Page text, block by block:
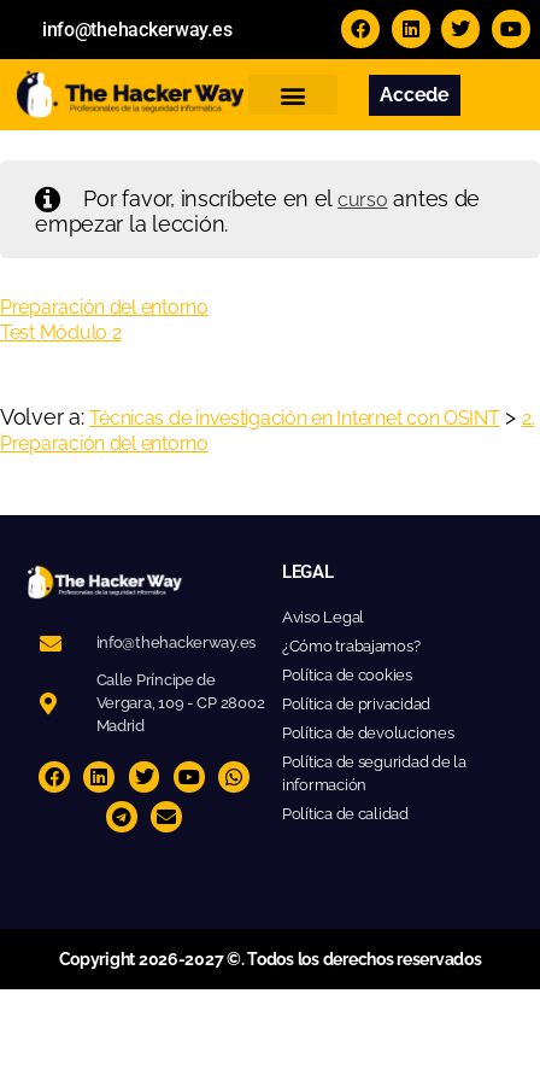
info@thehackerway.es
Accede
Por favor, inscríbete en el curso antes de
empezar la lección.
Preparación del entorno
Test Módulo 2
Volver a:Técnicas de investigación en Internet con OSINT> 2.
Preparación del entorno
info@thehackerway.es
Calle Príncipe de
Vergara, 109 - CP 28002
Madrid
LEGAL
Aviso Legal
¿Cómo trabajamos?
Política de cookies
Política de privacidad
Política de devoluciones
Política de seguridad de la
información
Política de calidad
Copyright 2026-2027 ©. Todos los derechos reservados